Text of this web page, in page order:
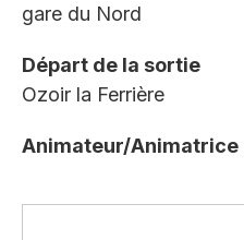
gare du Nord
Départ de la sortie
Ozoir la Ferrière
Animateur/Animatrice